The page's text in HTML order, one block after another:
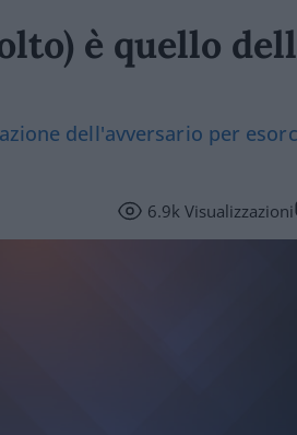
è quello
dell'avversario per
6.9kVisualizzazioni